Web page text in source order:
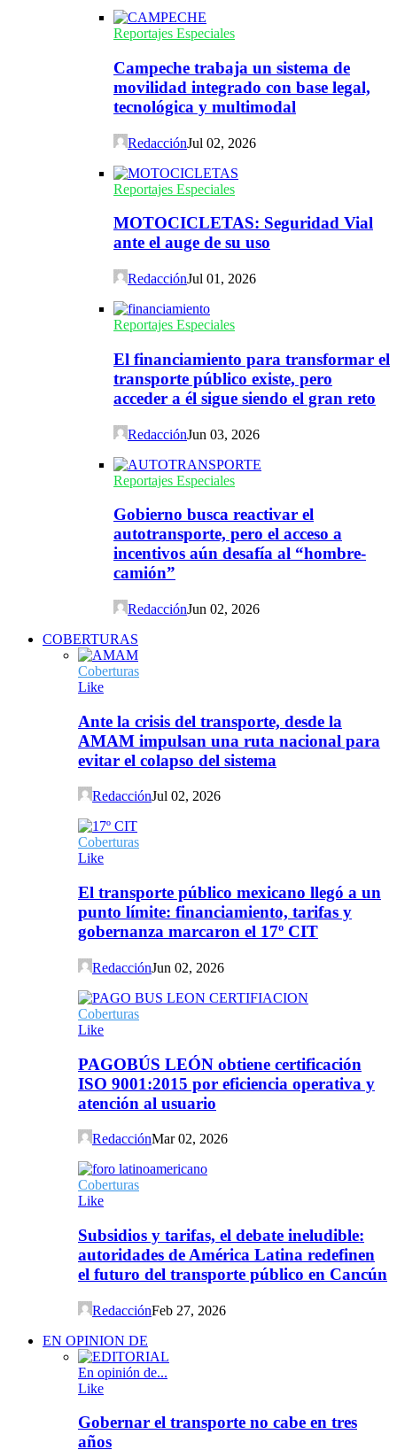
Reportajes Especiales
Campeche trabaja un sistema de
movilidad integrado con base legal,
tecnológica y multimodal
RedacciónJul 02, 2026
Reportajes Especiales
MOTOCICLETAS: Seguridad Vial
ante el auge de su uso
RedacciónJul 01, 2026
Reportajes Especiales
El financiamiento para transformar el
transporte público existe, pero
acceder a él sigue siendo el gran reto
RedacciónJun 03, 2026
Reportajes Especiales
Gobierno busca reactivar el
autotransporte, pero el acceso a
incentivos aún desafía al “hombre-
camión”
RedacciónJun 02, 2026
COBERTURAS
Coberturas
Like
Ante la crisis del transporte, desde la
AMAM impulsan una ruta nacional para
evitar el colapso del sistema
RedacciónJul 02, 2026
Coberturas
Like
El transporte público mexicano llegó a un
punto límite: financiamiento, tarifas y
gobernanza marcaron el 17º CIT
RedacciónJun 02, 2026
Coberturas
Like
PAGOBÚS LEÓN obtiene certificación
ISO 9001:2015 por eficiencia operativa y
atención al usuario
RedacciónMar 02, 2026
Coberturas
Like
Subsidios y tarifas, el debate ineludible:
autoridades de América Latina redefinen
el futuro del transporte público en Cancún
RedacciónFeb 27, 2026
EN OPINION DE
En opinión de...
Like
Gobernar el transporte no cabe en tres
años